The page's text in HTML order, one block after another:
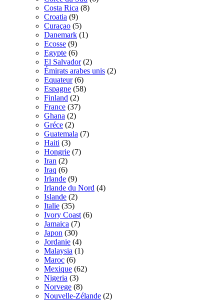
Costa Rica (8)
Croatia (9)
Curaçao (5)
Danemark (1)
Ecosse (9)
Egypte (6)
El Salvador (2)
Émirats arabes unis (2)
Equateur (6)
Espagne (58)
Finland (2)
France (37)
Ghana (2)
Gréce (2)
Guatemala (7)
Haiti (3)
Hongrie (7)
Iran (2)
Iraq (6)
Irlande (9)
Irlande du Nord (4)
Islande (2)
Italie (35)
Ivory Coast (6)
Jamaica (7)
Japon (30)
Jordanie (4)
Malaysia (1)
Maroc (6)
Mexique (62)
Nigeria (3)
Norvege (8)
Nouvelle-Zélande (2)